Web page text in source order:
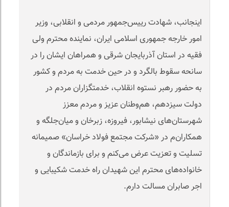
اینجانب، شهادت رییس‌جمهور مردمی و‌ انقلابی، وزیر
امور خارجه جمهوری اسلامی ایران، نماینده محترم ولی
فقیه در استان آذربایجان شرقی و همراهان ایشان را در
سانحه سقوط بالگرد و در حین خدمت به مردم و کشور
به حضور رهبر نستوه انقلاب، خدمتگزاران مردم در
دولت سیزدهم، هم‌وطنان عزیز و مردم معزز
شهرستان‌های نیشابور، فیروزه، زبرخان و میان‌جلگه و
همکاران‌م در «شرکت مجتمع فولاد خراسان» صمیمانه
تسلیت و تعزیت عرض می‌کنم و برای بازماندگان و
خانواده‌های محترم این شهیدان راه خدمت شکیبایی و
اجر صابران مسالت دارم.